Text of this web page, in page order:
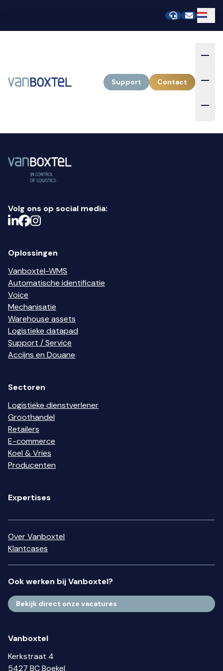
Support Contact
Volg ons op social media:
Oplossingen
Vanboxtel-WMS
Automatische identificatie
Voice
Mechanisatie
Warehouse assets
Logistieke datapad
Support / Service
Accijns en Douane
Sectoren
Logistieke dienstverlener
Groothandel
Retailers
E-commerce
Koel & Vries
Producenten
Expertises
Over Vanboxtel
Klantcases
Ook werken bij Vanboxtel?
Bekijk direct onze vacatures
Vanboxtel
Kerkstraat 4
5427 BC Boekel